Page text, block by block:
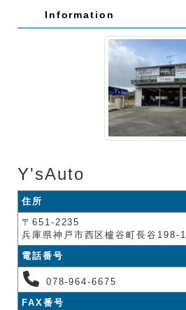
Information
Y'sAuto
住所
〒651-2235
兵庫県神戸市西区櫨谷町長谷198-1
電話番号
078-964-6675
FAX番号